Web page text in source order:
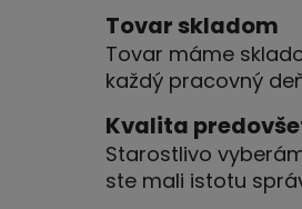
l
á
d
a
c
i
e
p
Tovar skladom
Tovar máme
každý pracovný
Kvalita
Starostlivo
ste mali istotu